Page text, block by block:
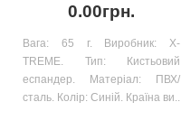
0.00грн.
Вага: 65 г. Виробник: X-
TREME. Тип: Кистьовий
еспандер. Матеріал: ПВХ/
сталь. Колір: Синій. Країна ви..